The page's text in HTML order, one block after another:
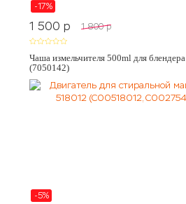
-17%
1 500 p 1 800 p
Чаша измельчителя 500ml для
(7050142)
-5%